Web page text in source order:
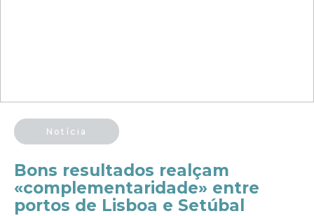
Notícia
Bons resultados realçam
«complementaridade» entre
portos de Lisboa e Setúbal